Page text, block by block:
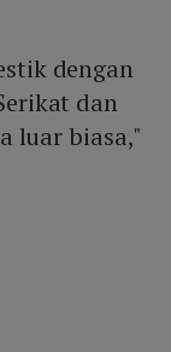
dengan
dan
luar biasa,"